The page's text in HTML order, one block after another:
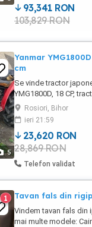
Proprietatea ofera
amenajare ...
93,341 RON
103,829 RON
5
Yanmar
cm
Se vinde tractor
YMG1800D, 18 CP,
cu freza de 120 cm.
economic si fiabil.
cheie. Functioneaza
lucru. Freza de 120 cm
in stare buna. Sistem
Defect estetic minor:
Rosiori, Bihor
ieri 21:59
23,620 RON
28,869 RON
Telefon validat
1 Tavan fals din
Vindem tavan fals
mai multe modele: